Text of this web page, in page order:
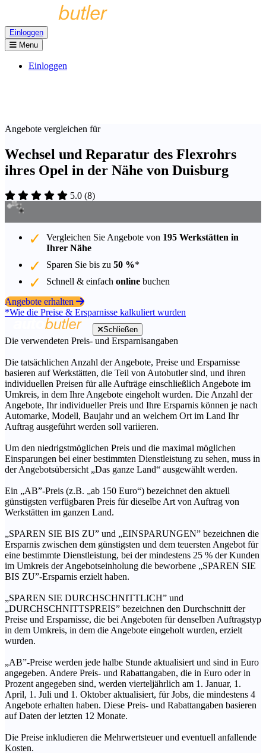
Einloggen
Menu
Einloggen
Angebote vergleichen für
Wechsel und Reparatur des Flexrohrs
ihres Opel in der Nähe von Duisburg
5.0 (8)
Vergleichen Sie Angebote von 195 Werkstätten in
Ihrer Nähe
Sparen Sie bis zu 50 %*
Schnell & einfach online buchen
Angebote erhalten
*Wie die Preise & Ersparnisse kalkuliert wurden
Schließen
Die verwendeten Preis- und Ersparnisangaben
Die tatsächlichen Anzahl der Angebote, Preise und Ersparnisse
basieren auf Werkstätten, die Teil von Autobutler sind, und ihren
individuellen Preisen für alle Aufträge einschließlich Angebote im
Umkreis, in dem Ihre Angebote eingeholt wurden. Die Anzahl der
Angebote, Ihr individueller Preis und Ihre Ersparnis können je nach
Automarke, Modell, Baujahr und an welchem Ort im Land Ihr
Auftrag ausgeführt werden soll variieren.
Um den niedrigstmöglichen Preis und die maximal möglichen
Einsparungen bei einer bestimmten Dienstleistung zu sehen, muss in
der Angebotsübersicht „Das ganze Land“ ausgewählt werden.
Ein „AB”-Preis (z.B. „ab 150 Euro“) bezeichnet den aktuell
günstigsten verfügbaren Preis für dieselbe Art von Auftrag von
Werkstätten im ganzen Land.
„SPAREN SIE BIS ZU” und „EINSPARUNGEN” bezeichnen die
Ersparnis zwischen dem günstigsten und dem teuersten Angebot für
eine bestimmte Dienstleistung, bei der mindestens 25 % der Kunden
im Umkreis der Angebotseinholung die beworbene „SPAREN SIE
BIS ZU”-Ersparnis erzielt haben.
„SPAREN SIE DURCHSCHNITTLICH” und
„DURCHSCHNITTSPREIS” bezeichnen den Durchschnitt der
Preise und Ersparnisse, die bei Angeboten für denselben Auftragstyp
in dem Umkreis, in dem die Angebote eingeholt wurden, erzielt
wurden.
„AB”-Preise werden jede halbe Stunde aktualisiert und sind in Euro
angegeben. Andere Preis- und Rabattangaben, die in Euro oder in
Prozent angegeben sind, werden vierteljährlich am 1. Januar, 1.
April, 1. Juli und 1. Oktober aktualisiert, für Jobs, die mindestens 4
Angebote erhalten haben. Diese Preis- und Rabattangaben basieren
auf Daten der letzten 12 Monate.
Die Preise inkludieren die Mehrwertsteuer und eventuell anfallende
Kosten.